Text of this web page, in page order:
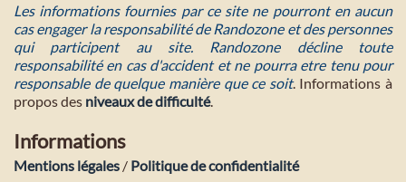
Les informations fournies par ce site ne pourront en aucun
cas engager la responsabilité de Randozone et des personnes
qui participent au site. Randozone décline toute
responsabilité en cas d'accident et ne pourra etre tenu pour
responsable de quelque manière que ce soit. Informations à
propos des niveaux de difficulté.
Informations
Mentions légales / Politique de confidentialité